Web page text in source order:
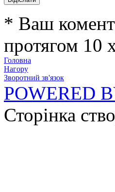
* Ваш
протягом 10
Головна
Нагору
Зворотний зв'язок
POWERED
Сторінка